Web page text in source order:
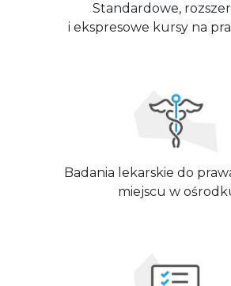
Standardowe,
i ekspresowe kursy na
Badania lekarskie do
miejscu w